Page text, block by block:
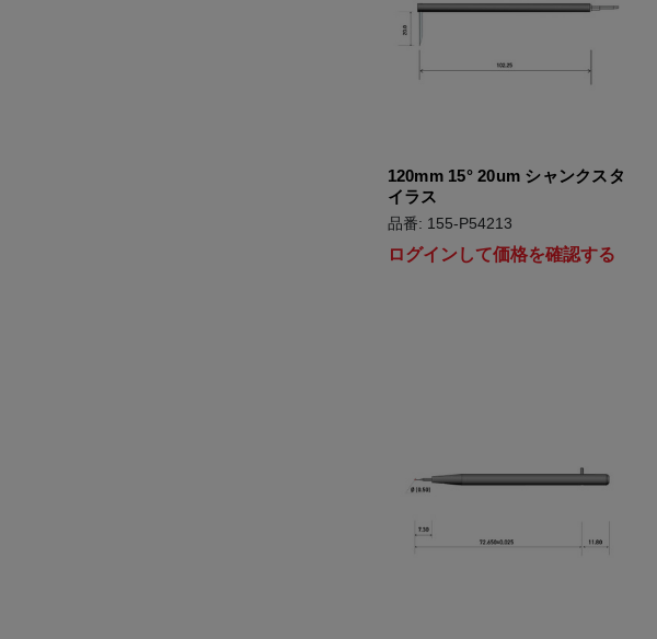
120mm 15° 20um シャンクスタ
イラス
品番: 155-P54213
ログインして価格を確認する